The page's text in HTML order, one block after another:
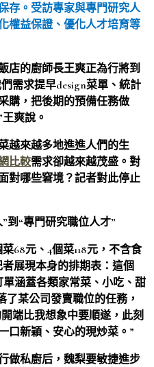
存。受訪專家與專門研究人
權益保證、優化人才培育等
店的廚師長王爽正為行將到
需求提早design菜單、統計
購，把後期的預備任務做
爽說。
越來越多地進進人們的生
比較需求卻越來越茂盛。對
對哪些窘境？記者對此停止
到“專門研究職位人才”
68元、4個菜118元，不含食
展現本身的排期表：這個
涵蓋各類家常菜、小吃、甜
了某公司發賣職位的任務，
端比我想象中要順遂，此刻
口新穎、安心的現炒菜。”
做私廚后，魏梨要敏捷進步